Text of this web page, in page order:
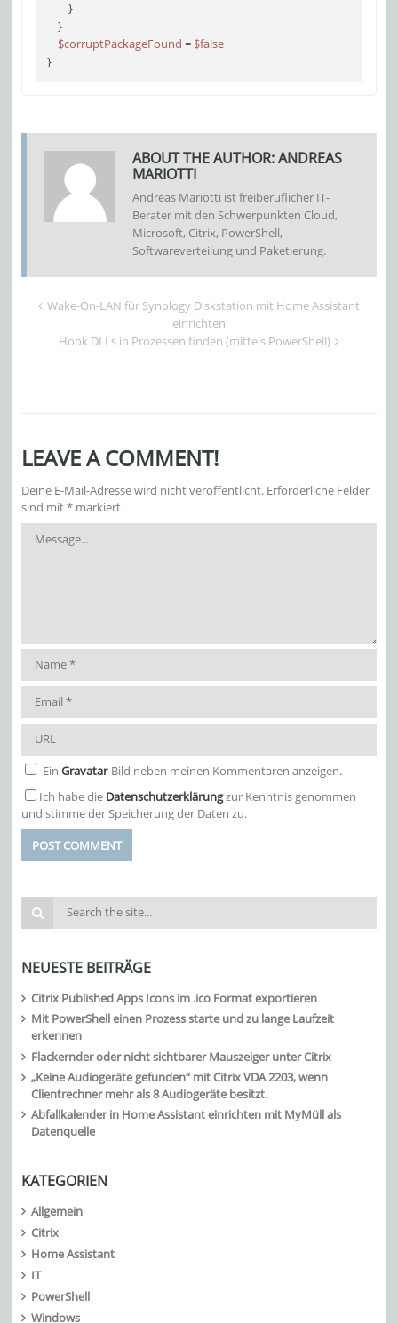
$corruptPackageFound = $false
}
ABOUT THE AUTHOR:ANDREAS
MARIOTTI
Andreas Mariotti ist freiberuflicher IT-
Berater mit den Schwerpunkten Cloud,
Microsoft, Citrix, PowerShell,
Softwareverteilung und Paketierung.
Wake-On-LAN für Synology Diskstation mit Home Assistant
einrichten
Hook DLLs in Prozessen finden (mittels PowerShell)
LEAVE A COMMENT!
Deine E-Mail-Adresse wird nicht veröffentlicht. Erforderliche Felder
sind mit* markiert
EinGravatar-Bild neben meinen Kommentaren anzeigen.
Ich habe die Datenschutzerklärungzur Kenntnis genommen
und stimme der Speicherung der Daten zu.
NEUESTE BEITRÄGE
Citrix Published Apps Icons im .ico Format exportieren
Mit PowerShell einen Prozess starte und zu lange Laufzeit
erkennen
Flackernder oder nicht sichtbarer Mauszeiger unter Citrix
„Keine Audiogeräte gefunden“ mit Citrix VDA 2203, wenn
Clientrechner mehr als 8 Audiogeräte besitzt.
Abfallkalender in Home Assistant einrichten mit MyMüll als
Datenquelle
KATEGORIEN
Allgemein
Citrix
Home Assistant
IT
PowerShell
Windows